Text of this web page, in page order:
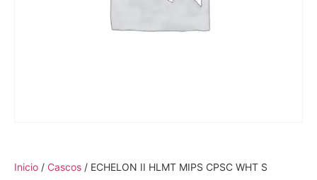
Inicio / Cascos / ECHELON II HLMT MIPS CPSC WHT S